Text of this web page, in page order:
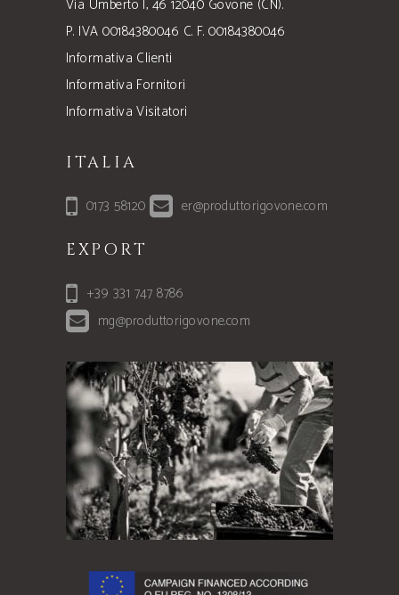
Via Umberto I, 46 12040 Govone (CN).
P. IVA 00184380046 C. F. 00184380046
Informativa Clienti
Informativa Fornitori
Informativa Visitatori
ITALIA
0173 58120
er@produttorigovone.com
EXPORT
+39 331 747 8786
mg@produttorigovone.com